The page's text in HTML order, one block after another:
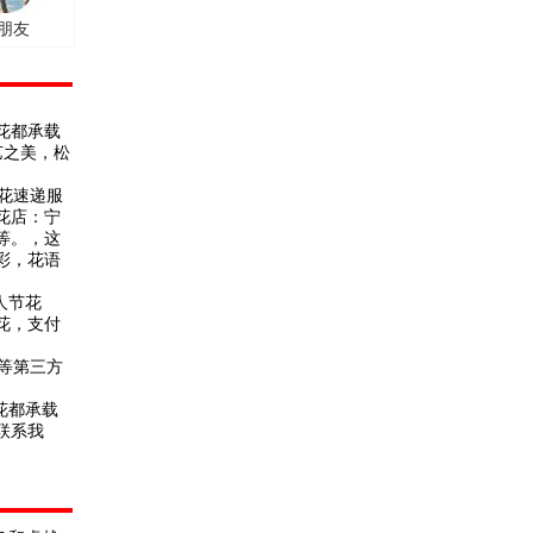
友
都承载
美，松
速递服
店：宁
。，这
，花语
节花
，支付
第三方
都承载
系我